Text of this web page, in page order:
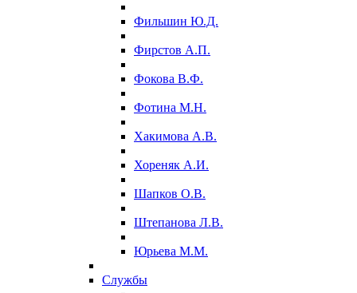
Фильшин Ю.Д.
Фирстов А.П.
Фокова В.Ф.
Фотина М.Н.
Хакимова А.В.
Хореняк А.И.
Шапков О.В.
Штепанова Л.В.
Юрьева М.М.
Службы